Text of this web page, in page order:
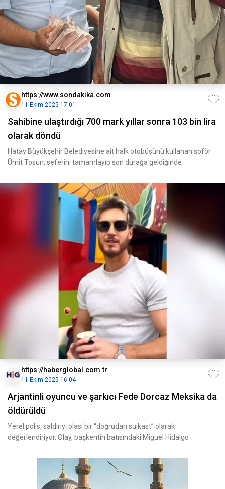
https://www.sondakika.com
11 Ekim 2025 17:01
Sahibine ulaştırdığı 700 mark yıllar sonra 103 bin lira
olarak döndü
Hatay Büyükşehir Belediyesine ait halk otobüsünü kullanan şoför
Ümit Tosun, seferini tamamlayıp son durağa geldiğinde
https://haberglobal.com.tr
11 Ekim 2025 16:04
Arjantinli oyuncu ve şarkıcı Fede Dorcaz Meksika da
öldürüldü
Yerel polis, saldırıyı olası bir “doğrudan suikast” olarak
değerlendiriyor. Olay, başkentin batısındaki Miguel Hidalgo